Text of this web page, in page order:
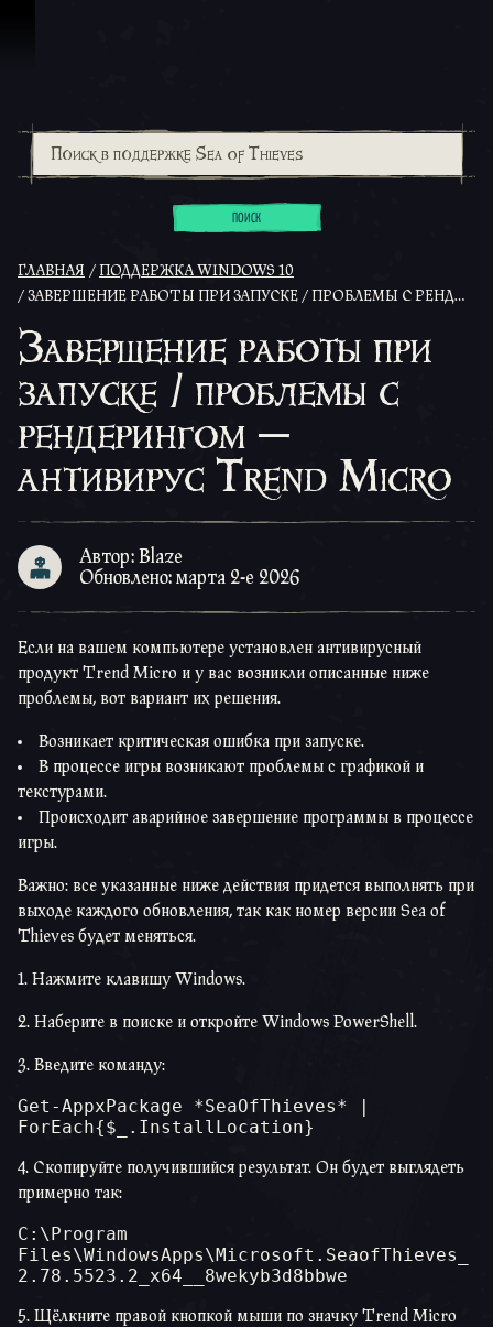
ПОИСК
ГЛАВНАЯ
ПОДДЕРЖКА WINDOWS 10
ЗАВЕРШЕНИЕ РАБОТЫ ПРИ ЗАПУСКЕ / ПРОБЛЕМЫ С РЕНДЕРИНГОМ — АНТИВИРУС TREND MICRO
Завершение работы при
запуске / проблемы с
рендерингом —
антивирус Trend Micro
Автор: Blaze
Обновлено: марта 2-е 2026
Если на вашем компьютере установлен антивирусный
продукт Trend Micro и у вас возникли описанные ниже
проблемы, вот вариант их решения.
Возникает критическая ошибка при запуске.
В процессе игры возникают проблемы с графикой и
текстурами.
Происходит аварийное завершение программы в процессе
игры.
Важно: все указанные ниже действия придется выполнять при
выходе каждого обновления, так как номер версии Sea of
Thieves будет меняться.
1. Нажмите клавишу Windows.
2. Наберите в поиске и откройте Windows PowerShell.
3. Введите команду:
Get-AppxPackage *SeaOfThieves* |
ForEach{$_.InstallLocation}
4. Скопируйте получившийся результат. Он будет выглядеть
примерно так:
C:\Program
Files\WindowsApps\Microsoft.SeaofThieves_
2.78.5523.2_x64__8wekyb3d8bbwe
5. Щёлкните правой кнопкой мыши по значку Trend Micro